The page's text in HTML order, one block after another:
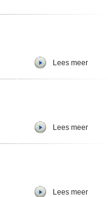
Lees meer
Lees meer
Lees meer